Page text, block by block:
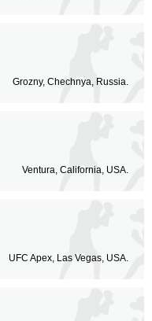
Grozny, Chechnya, Russia.
Ventura, California, USA.
UFC Apex, Las Vegas, USA.